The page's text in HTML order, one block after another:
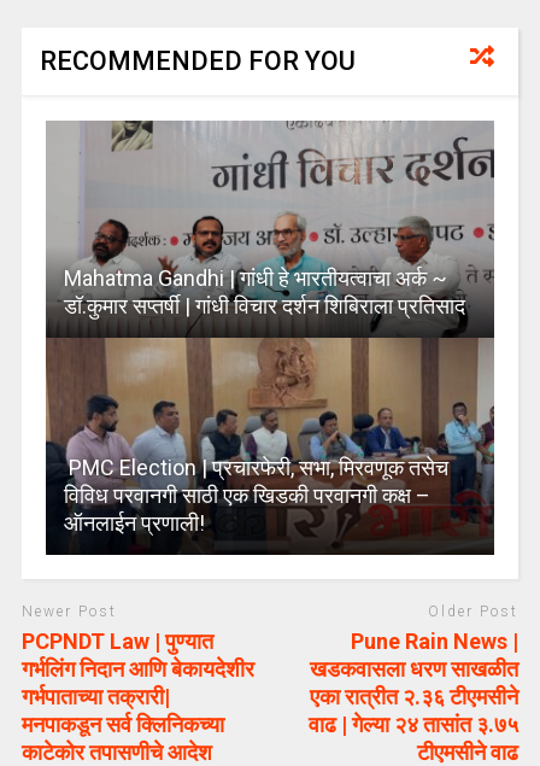
RECOMMENDED FOR YOU
Mahatma Gandhi | गांधी हे भारतीयत्वाचा अर्क ~
डॉ.कुमार सप्तर्षी | गांधी विचार दर्शन शिबिराला प्रतिसाद
PMC Election | प्रचारफेरी, सभा, मिरवणूक तसेच
विविध परवानगी साठी एक खिडकी परवानगी कक्ष –
ऑनलाईन प्रणाली!
Newer Post
PCPNDT Law | पुण्यात
गर्भलिंग निदान आणि बेकायदेशीर
गर्भपाताच्या तक्रारी|
मनपाकडून सर्व क्लिनिकच्या
काटेकोर तपासणीचे आदेश
Older Post
Pune Rain News |
खडकवासला धरण साखळीत
एका रात्रीत २.३६ टीएमसीने
वाढ | गेल्या २४ तासांत ३.७५
टीएमसीने वाढ